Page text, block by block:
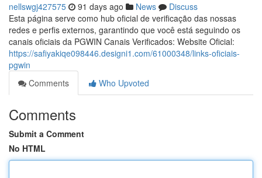
nellswgj427575 91 days ago News
Discuss
Esta página serve como hub oficial de verificação das nossas
redes e perfis externos, garantindo que você está seguindo os
canais oficiais da PGWIN Canais Verificados: Website Oficial:
https://safiyakiqe098446.designi1.com/61000348/links-oficiais-
pgwin
Comments
Who Upvoted
Comments
Submit a Comment
No HTML